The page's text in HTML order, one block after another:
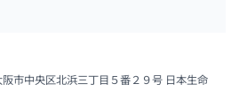
市中央区北浜三丁目５番２９号 日本生命